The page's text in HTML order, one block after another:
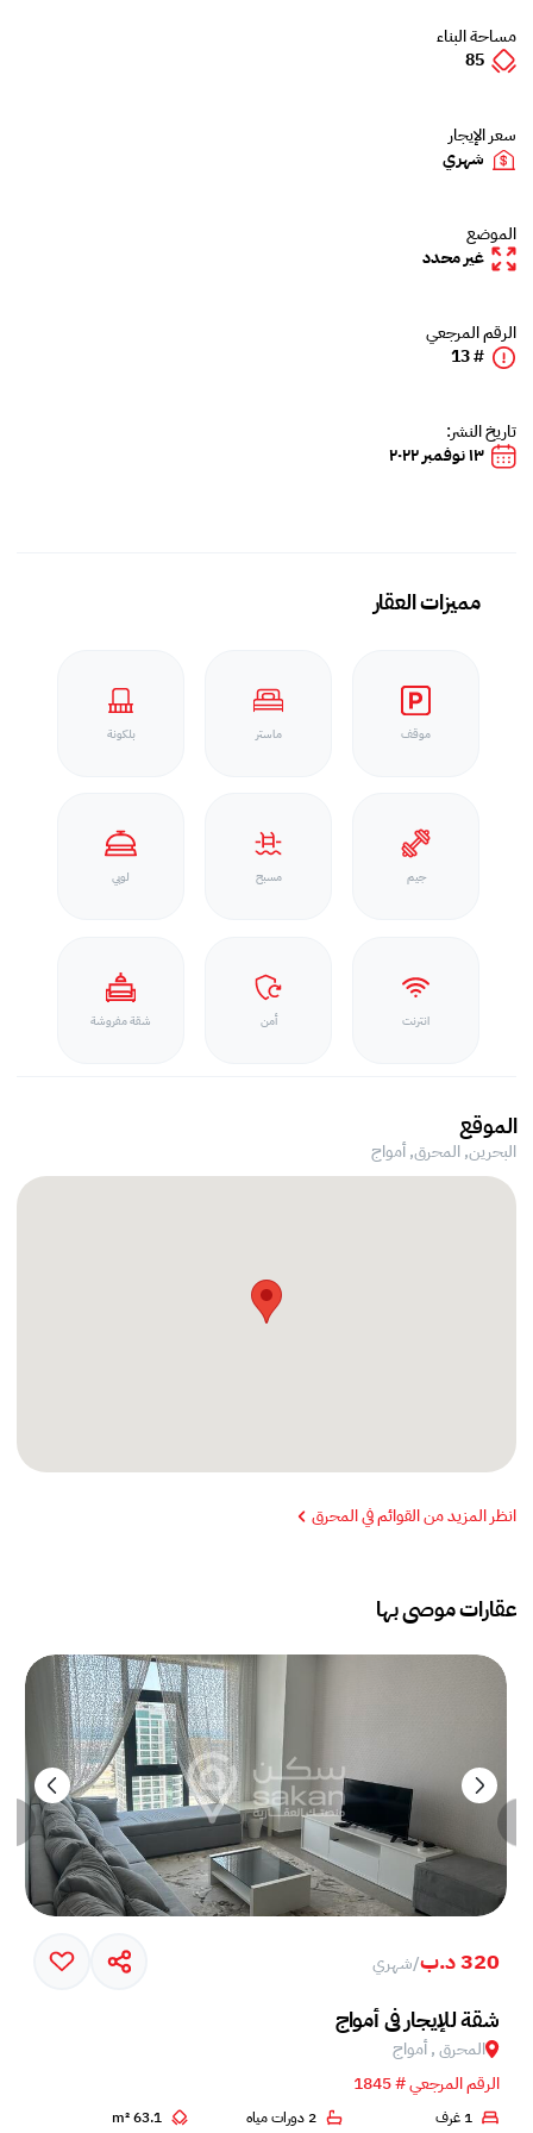
مساحة البناء
85
سعر الإيجار
شهري
الموضع
غير محدد
الرقم المرجعي
# 13
تاريخ النشر:
١٣ نوفمبر ٢٠٢٢
مميزات العقار
موقف ماستر بلكونة
جيم مسبح لوبي
انترنت أمن شقة مفروشة
الموقع
البحرين, المحرق,أمواج
انظر المزيد من القوائم في المحرق
عقارات موصى بها
في جزيرة أمواج
320 د.ب /شهري
شقة للإيجار في أمواج
المحرق , أمواج
الرقم المرجعي # 1845
1 غرف 2 دورات مياه 63.1 m²